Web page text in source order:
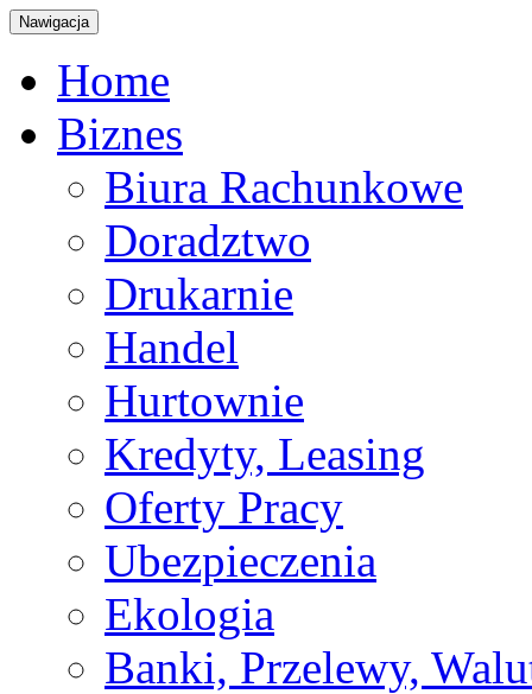
Nawigacja
Home
Biznes
Biura Rachunkowe
Doradztwo
Drukarnie
Handel
Hurtownie
Kredyty, Leasing
Oferty Pracy
Ubezpieczenia
Ekologia
Banki, Przelewy,